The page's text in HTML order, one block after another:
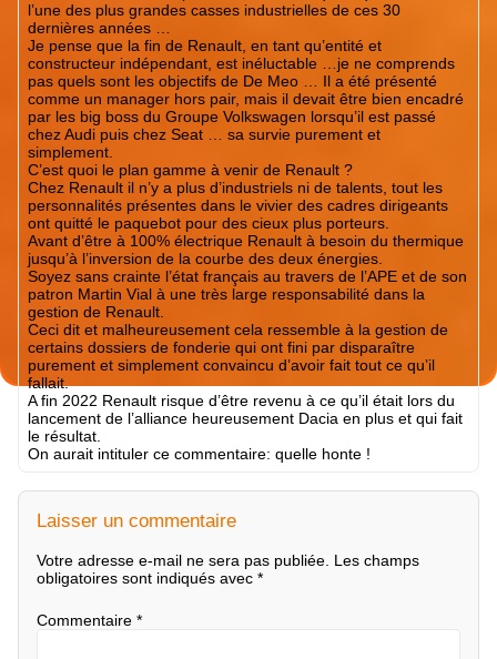
l’une des plus grandes casses industrielles de ces 30
dernières années …
Je pense que la fin de Renault, en tant qu’entité et
constructeur indépendant, est inéluctable …je ne comprends
pas quels sont les objectifs de De Meo … Il a été présenté
comme un manager hors pair, mais il devait être bien encadré
par les big boss du Groupe Volkswagen lorsqu’il est passé
chez Audi puis chez Seat … sa survie purement et
simplement.
C’est quoi le plan gamme à venir de Renault ?
Chez Renault il n’y a plus d’industriels ni de talents, tout les
personnalités présentes dans le vivier des cadres dirigeants
ont quitté le paquebot pour des cieux plus porteurs.
Avant d’être à 100% électrique Renault à besoin du thermique
jusqu’à l’inversion de la courbe des deux énergies.
Soyez sans crainte l’état français au travers de l’APE et de son
patron Martin Vial à une très large responsabilité dans la
gestion de Renault.
Ceci dit et malheureusement cela ressemble à la gestion de
certains dossiers de fonderie qui ont fini par disparaître
purement et simplement convaincu d’avoir fait tout ce qu’il
fallait.
A fin 2022 Renault risque d’être revenu à ce qu’il était lors du
lancement de l’alliance heureusement Dacia en plus et qui fait
le résultat.
On aurait intituler ce commentaire: quelle honte !
Laisser un commentaire
Votre adresse e-mail ne sera pas publiée. Les champs
obligatoires sont indiqués avec *
Commentaire *